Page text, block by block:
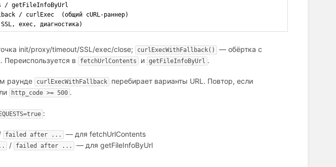
/ getFileInfoByUrl
/ curlExec  (общий cURL-раннер)
exec, диагностика)
init/proxy/timeout/SSL/exec/close; curlExecWithFallback() — обёртка с
в fetchUrlContents и getFileInfoByUrl .
раунде curlExecWithFallback перебирает варианты URL. Повтор, если
http_code >= 500 .
:
failed after ... — для fetchUrlContents
/ failed after ... — для getFileInfoByUrl